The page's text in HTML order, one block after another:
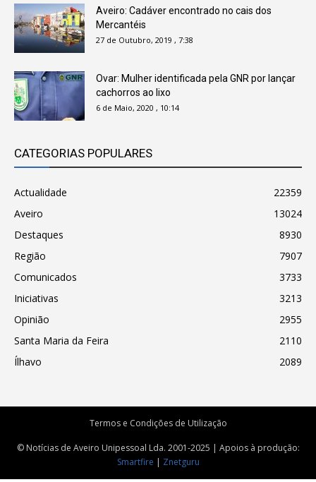
Aveiro: Cadáver encontrado no cais dos
Mercantéis
27 de Outubro, 2019 , 7:38
Ovar: Mulher identificada pela GNR por lançar
cachorros ao lixo
6 de Maio, 2020 , 10:14
CATEGORIAS POPULARES
Actualidade
22359
Aveiro
13024
Destaques
8930
Região
7907
Comunicados
3733
Iniciativas
3213
Opinião
2955
Santa Maria da Feira
2110
Ílhavo
2089
Termos e Condições de Utilização
© Notícias de Aveiro Unipessoal Lda. 2001-2025 | Apoios à produção:
Smartfire | Znetguru